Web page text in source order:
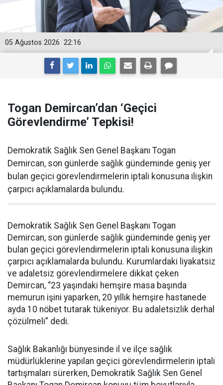
22:16
05 Ağustos 2026
Togan Demircan’dan ‘Geçici
Görevlendirme’ Tepkisi!
Demokratik Sağlık Sen Genel Başkanı Togan
Demircan, son günlerde sağlık gündeminde geniş yer
bulan geçici görevlendirmelerin iptali konusuna ilişkin
çarpıcı açıklamalarda bulundu.
Demokratik Sağlık Sen Genel Başkanı Togan
Demircan, son günlerde sağlık gündeminde geniş yer
bulan geçici görevlendirmelerin iptali konusuna ilişkin
çarpıcı açıklamalarda bulundu. Kurumlardaki liyakatsiz
ve adaletsiz görevlendirmelere dikkat çeken
Demircan, “23 yaşındaki hemşire masa başında
memurun işini yaparken, 20 yıllık hemşire hastanede
ayda 10 nöbet tutarak tükeniyor. Bu adaletsizlik derhal
çözülmeli” dedi.
Sağlık Bakanlığı bünyesinde il ve ilçe sağlık
müdürlüklerine yapılan geçici görevlendirmelerin iptali
tartışmaları sürerken, Demokratik Sağlık Sen Genel